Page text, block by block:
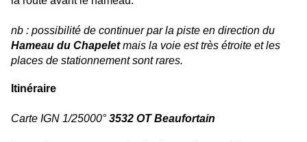
nb : possibilité de continuer par la piste en direction du
Hameau du Chapeletmais la voie est très étroite et les
places de stationnement sont rares.
Itinéraire
Carte IGN 1/25000° 3532 OT Beaufortain